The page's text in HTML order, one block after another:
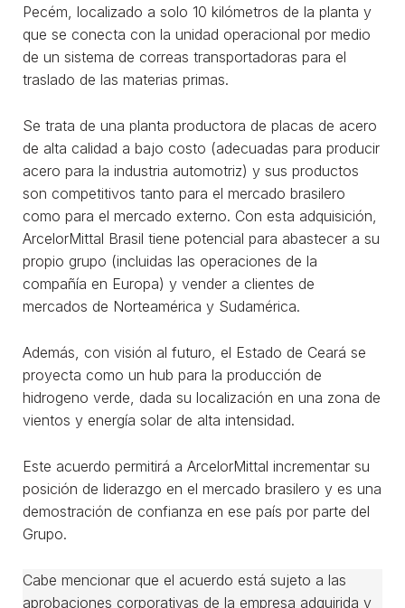
Pecém, localizado a solo 10 kilómetros de la planta y
que se conecta con la unidad operacional por medio
de un sistema de correas transportadoras para el
traslado de las materias primas.
Se trata de una planta productora de placas de acero
de alta calidad a bajo costo (adecuadas para producir
acero para la industria automotriz) y sus productos
son competitivos tanto para el mercado brasilero
como para el mercado externo. Con esta adquisición,
ArcelorMittal Brasil tiene potencial para abastecer a su
propio grupo (incluidas las operaciones de la
compañía en Europa) y vender a clientes de
mercados de Norteamérica y Sudamérica.
Además, con visión al futuro, el Estado de Ceará se
proyecta como un hub para la producción de
hidrogeno verde, dada su localización en una zona de
vientos y energía solar de alta intensidad.
Este acuerdo permitirá a ArcelorMittal incrementar su
posición de liderazgo en el mercado brasilero y es una
demostración de confianza en ese país por parte del
Grupo.
Cabe mencionar que el acuerdo está sujeto a las
aprobaciones corporativas de la empresa adquirida y